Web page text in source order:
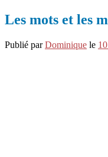
Les mots et les
Publié parDominique le